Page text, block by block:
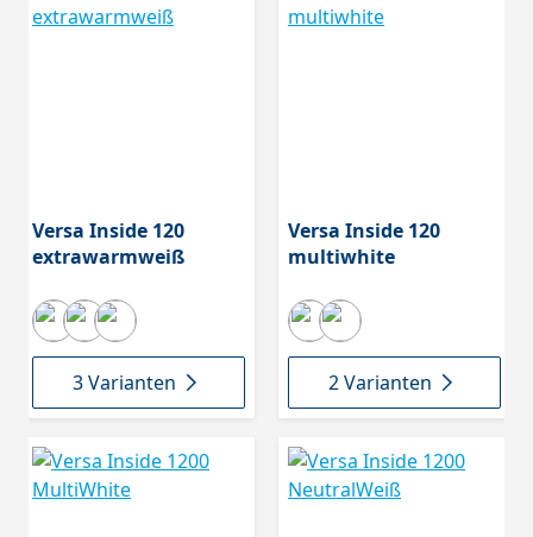
Versa Inside 120
extrawarmweiß
3 Varianten
Versa Inside 120
multiwhite
2 Varianten